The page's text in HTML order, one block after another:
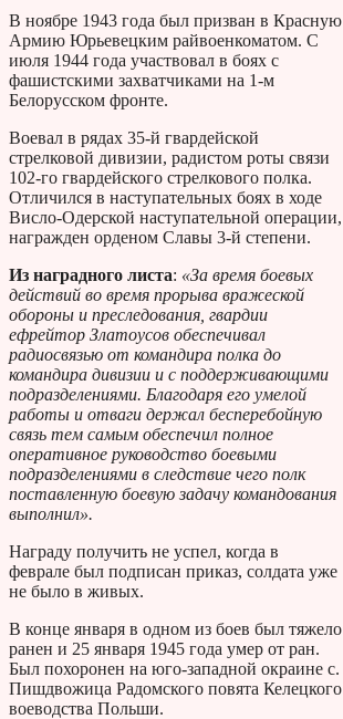
В ноябре 1943 года был призван в Красную
Армию Юрьевецким райвоенкоматом. С
июля 1944 года участвовал в боях с
фашистскими захватчиками на 1-м
Белорусском фронте.
Воевал в рядах 35-й гвардейской
стрелковой дивизии, радистом роты связи
102-го гвардейского стрелкового полка.
Отличился в наступательных боях в ходе
Висло-Одерской наступательной операции,
награжден орденом Славы 3-й степени.
Из наградного листа: «За время боевых
действий во время прорыва вражеской
обороны и преследования, гвардии
ефрейтор Златоусов обеспечивал
радиосвязью от командира полка до
командира дивизии и с поддерживающими
подразделениями. Благодаря его умелой
работы и отваги держал бесперебойную
связь тем самым обеспечил полное
оперативное руководство боевыми
подразделениями в следствие чего полк
поставленную боевую задачу командования
выполнил».
Награду получить не успел, когда в
феврале был подписан приказ, солдата уже
не было в живых.
В конце января в одном из боев был тяжело
ранен и 25 января 1945 года умер от ран.
Был похоронен на юго-западной окраине с.
Пишдвожица Радомского повята Келецкого
воеводства Польши.